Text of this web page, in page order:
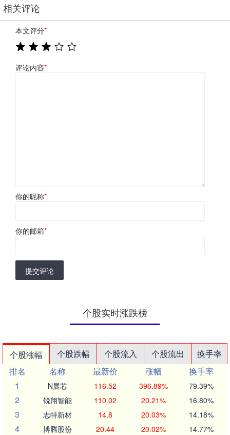
相关评论
本文评分*
评论内容*
你的昵称*
你的邮箱*
提交评论
个股实时涨跌榜
个股涨幅 个股跌幅 个股流入 个股流出
换手率
排名
名称 最新价 涨幅
换手率
1
N展芯 116.52 396.89% 79.39%
2 锐翔智能 110.02 20.21% 16.80%
3 志特新材 14.8 20.03% 14.18%
4 博腾股份 20.44 20.02% 14.77%